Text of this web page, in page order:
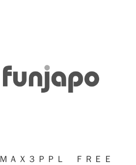
ＡＸ３ＰＰＬ ＦＲＥＥ